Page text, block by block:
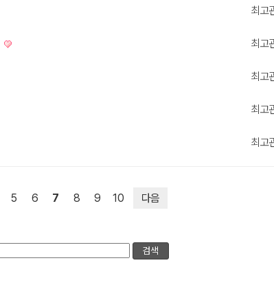
최고
최고
최고
최고
최고
5 6 7 8 9 10 다음